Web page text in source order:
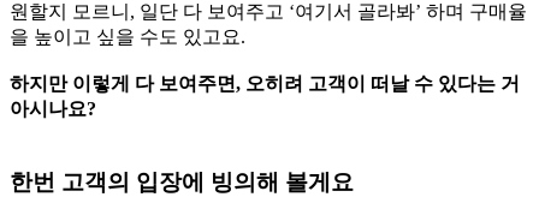
원할지 모르니, 일단 다 보여주고 ‘여기서 골라봐’ 하며 구매율
을 높이고 싶을 수도 있고요.
하지만 이렇게 다 보여주면, 오히려 고객이 떠날 수 있다는 거
아시나요?
한번 고객의 입장에 빙의해 볼게요